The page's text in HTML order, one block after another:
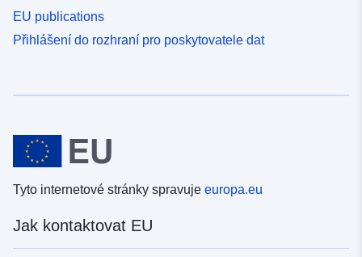
EU publications
Přihlášení do rozhraní pro poskytovatele dat
Tyto internetové stránky spravuje europa.eu
Jak kontaktovat EU